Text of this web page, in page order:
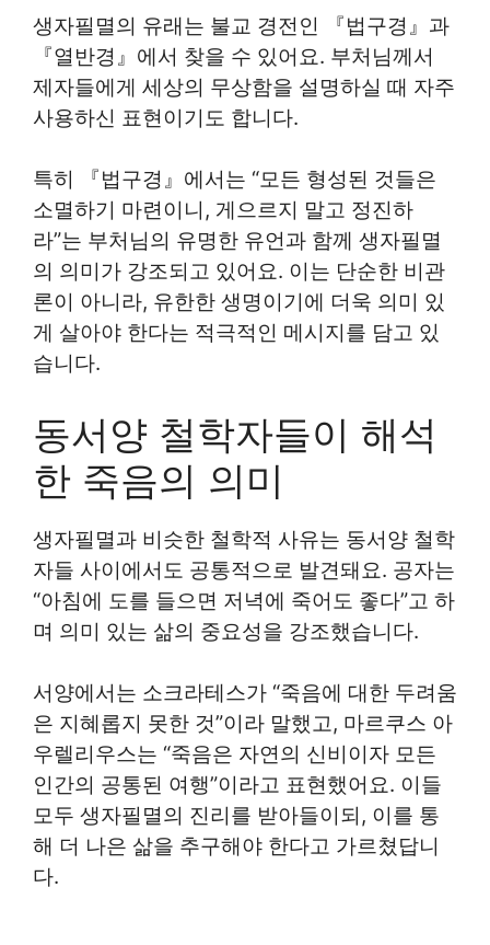
생자필멸의 유래는 불교 경전인 『법구경』과
『열반경』에서 찾을 수 있어요. 부처님께서
제자들에게 세상의 무상함을 설명하실 때 자주
사용하신 표현이기도 합니다.
특히 『법구경』에서는 “모든 형성된 것들은
소멸하기 마련이니, 게으르지 말고 정진하
라”는 부처님의 유명한 유언과 함께 생자필멸
의 의미가 강조되고 있어요. 이는 단순한 비관
론이 아니라, 유한한 생명이기에 더욱 의미 있
게 살아야 한다는 적극적인 메시지를 담고 있
습니다.
동서양 철학자들이 해석
한 죽음의 의미
생자필멸과 비슷한 철학적 사유는 동서양 철학
자들 사이에서도 공통적으로 발견돼요. 공자는
“아침에 도를 들으면 저녁에 죽어도 좋다”고 하
며 의미 있는 삶의 중요성을 강조했습니다.
서양에서는 소크라테스가 “죽음에 대한 두려움
은 지혜롭지 못한 것”이라 말했고, 마르쿠스 아
우렐리우스는 “죽음은 자연의 신비이자 모든
인간의 공통된 여행”이라고 표현했어요. 이들
모두 생자필멸의 진리를 받아들이되, 이를 통
해 더 나은 삶을 추구해야 한다고 가르쳤답니
다.